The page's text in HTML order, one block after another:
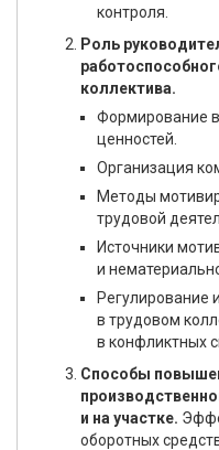
контроля.
Роль
коллектива.
Формирование
ценностей.
Организация
Методы
трудовой
Источники
и
Регулирование
в трудовом
в конфликтных
Способы
и на участке.
оборотных